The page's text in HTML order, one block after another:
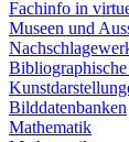
Fachinfo in
Museen und
Bilddatenbanken
Mathematik